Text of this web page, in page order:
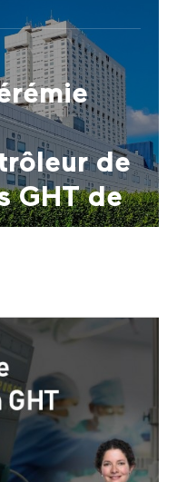
de
GHT de